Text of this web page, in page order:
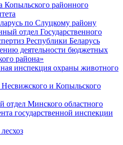
Копыльского районного
по Слуцкому району
отдел Государственного
Республики Беларусь
деятельности бюджетных
района»
инспекция охраны животного
и Копыльского
Минского областного
государственной инспекции